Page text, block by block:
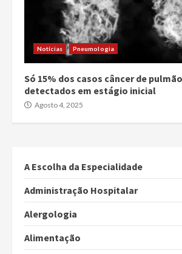
Notícias Pneumologia
Só 15% dos casos câncer de
detectados em estágio inicial
Agosto 4, 2025
A Escolha da Especialidade
Administração Hospitalar
Alergologia
Alimentação